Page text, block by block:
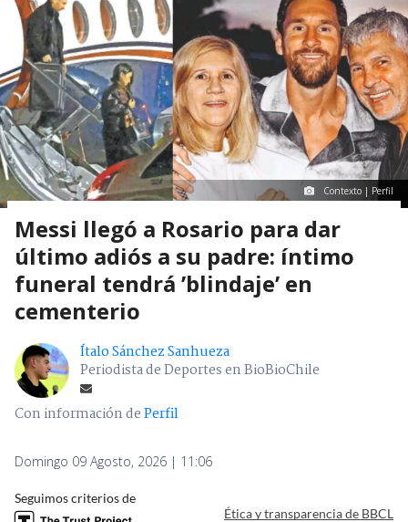
Contexto | Perfil
Messi llegó a Rosario para dar
último adiós a su padre: íntimo
funeral tendrá ’blindaje’ en
cementerio
Ítalo Sánchez Sanhueza
Periodista de Deportes en BioBioChile
Con información dePerfil
Domingo 09 Agosto, 2026 | 11:06
Seguimos criterios de
Ética y transparencia de BBCL